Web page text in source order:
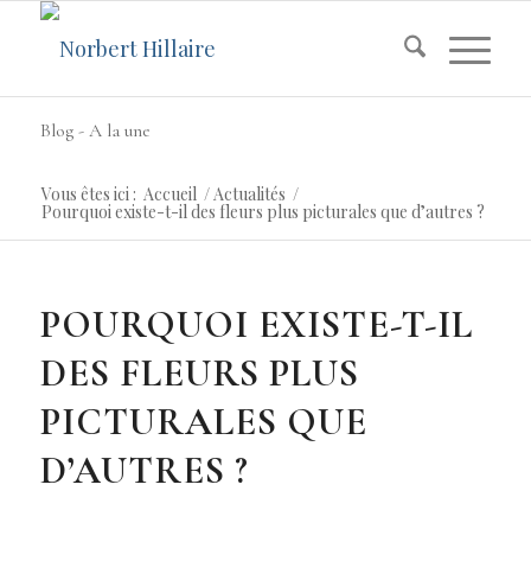
Blog - A la une
Vous êtes ici : Accueil /Actualités /
Pourquoi existe-t-il des fleurs plus picturales que d’autres ?
POURQUOI EXISTE-T-IL
DES FLEURS PLUS
PICTURALES QUE
D’AUTRES ?